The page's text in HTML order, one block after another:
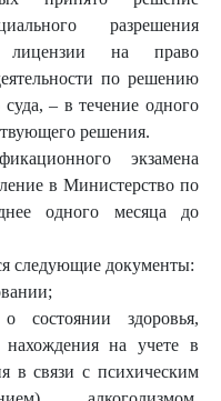
разрешения
лицензии на право
по решению
– в течение одного
решения.
экзамена
в Министерство по
одного месяца до
следующие документы:
состоянии здоровья,
нахождения на учете в
в связи с психическим